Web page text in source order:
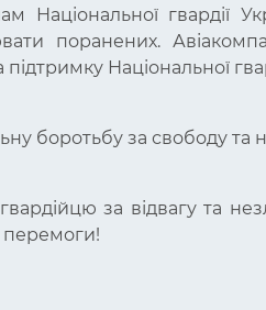
Національної гвардії
поранених.
Національної
боротьбу за свободу та
за відвагу та
перемоги!